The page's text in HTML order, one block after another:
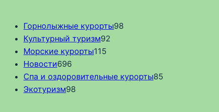
Горнолыжные курорты98
Культурный туризм92
Морские курорты115
Новости696
Спа и оздоровительные курорты85
Экотуризм98